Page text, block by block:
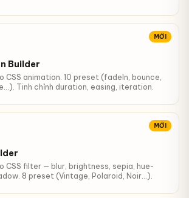
MỚI
Builder
CSS animation. 10 preset (fadeIn, bounce,
Tinh chỉnh duration, easing, iteration.
MỚI
CSS filter — blur, brightness, sepia, hue-
8 preset (Vintage, Polaroid, Noir…).